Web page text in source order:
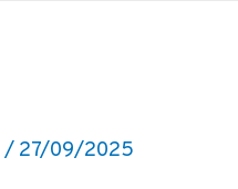
/ 27/09/2025